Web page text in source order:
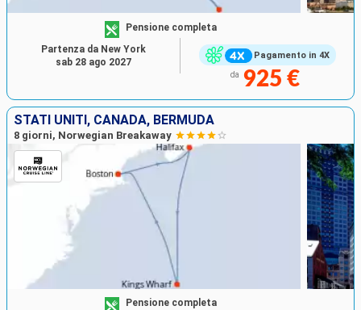
Pagamento in 4X
Pensione completa
da 925 €
Partenza da New York
sab 28 ago 2027
STATI UNITI, CANADA, BERMUDA
8 giorni, Norwegian Breakaway
Pensione completa